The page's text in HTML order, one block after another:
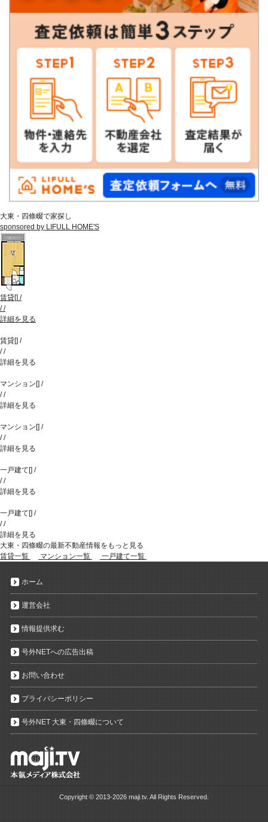
大東・四條畷で家探し
sponsored by LIFULL HOME'S
賃貸[] /
//
詳細を見る
賃貸[] /
//
詳細を見る
マンション [] /
//
詳細を見る
マンション [] /
//
詳細を見る
一戸建て [] /
//
詳細を見る
一戸建て [] /
//
詳細を見る
大東・四條畷の最新不動産情報をもっと見る
賃貸一覧
マンション一覧 一戸建て一覧
ホーム
運営会社
情報提供求む
号外NETへの広告出稿
お問い合わせ
プライバシーポリシー
号外NET 大東・四條畷について
Copyright © 2013-2026 maji.tv. All Rights Reserved.